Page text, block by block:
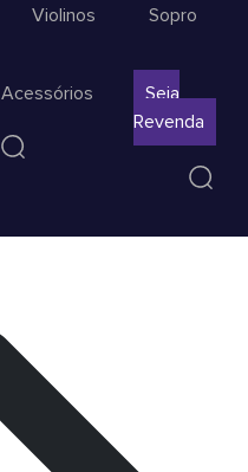
Violinos Sopro
Acessórios
Seja
Revenda